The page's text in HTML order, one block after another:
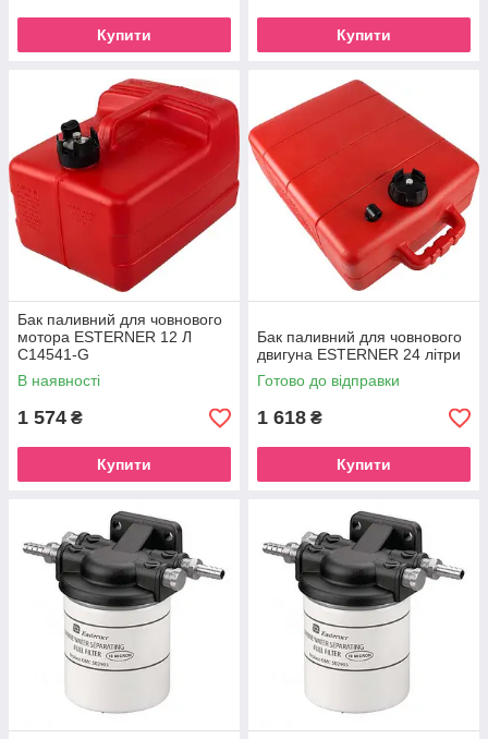
Купити Купити
Бак паливний для човнового
мотора ESTERNER 12 Л
C14541-G
В наявності
1 574 ₴
Купити
Бак паливний для човнового
двигуна ESTERNER 24 літри
Готово до відправки
1 618 ₴
Купити